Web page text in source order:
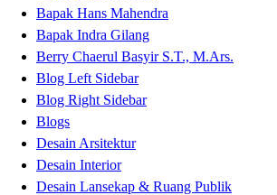
Bapak Hans Mahendra
Bapak Indra Gilang
Berry Chaerul Basyir S.T., M.Ars.
Blog Left Sidebar
Blog Right Sidebar
Blogs
Desain Arsitektur
Desain Interior
Desain Lansekap & Ruang Publik